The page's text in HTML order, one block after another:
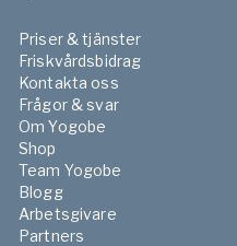
Priser & tjänster
Friskvårdsbidrag
Kontakta oss
Frågor & svar
Om Yogobe
Shop
Team Yogobe
Blogg
Arbetsgivare
Partners